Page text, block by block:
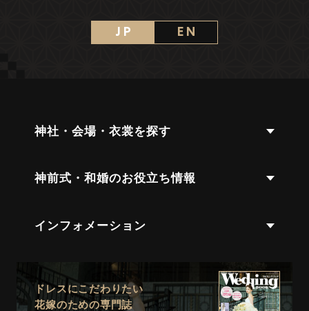
J P E N
神社・会場・衣裳を探す
神前式・和婚のお役立ち情報
インフォメーション
ドレスにこだわりたい
花嫁のための専門誌